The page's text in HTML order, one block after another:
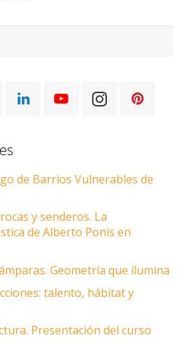
de Barrios Vulnerables de
y senderos. La
de Alberto Ponis en
Geometría que ilumina
talento, hábitat y
Presentación del curso